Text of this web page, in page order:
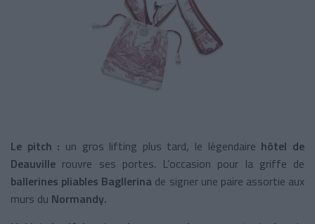
Le pitch : un gros lifting plus tard, le légendaire hôtel de
Deauville rouvre ses portes. L’occasion pour la griffe de
ballerines pliables Bagllerina de signer une paire assortie aux
murs du Normandy.